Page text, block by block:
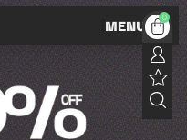
MENU 0